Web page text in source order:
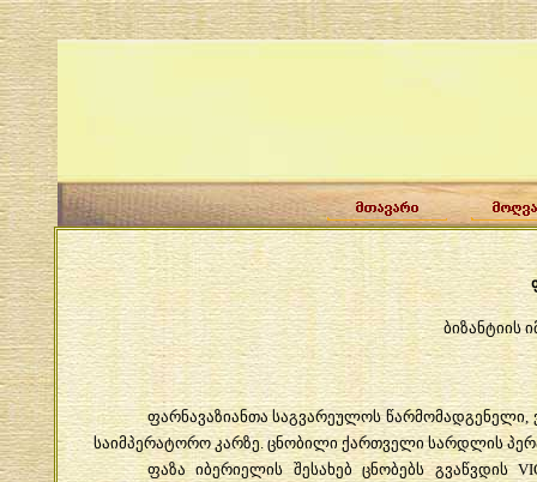
ბიზანტიის
ფარნავაზიანთა საგვარეულოს წარმომადგენელი,
საიმპერატორო კარზე.ცნობილი ქართველი სარდლის
ფაზა
იბერიელის შესახებ ცნობებს გვაწვდის